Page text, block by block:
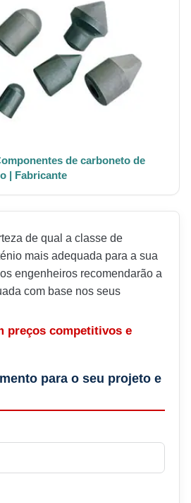
de carboneto de
| Fabricante
de qual a classe de
mais adequada para a sua
engenheiros recomendarão a
com base nos seus
preços competitivos e
para o seu projeto e